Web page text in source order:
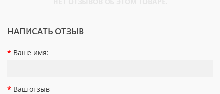
НАПИСАТЬ ОТЗЫВ
Ваше имя:
Ваш отзыв